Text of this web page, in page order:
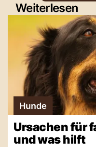
Weiterlesen
Hunde
Ursachen für
und was hilft